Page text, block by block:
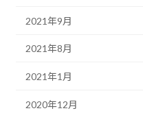
2021年9月
2021年8月
2021年1月
2020年12月